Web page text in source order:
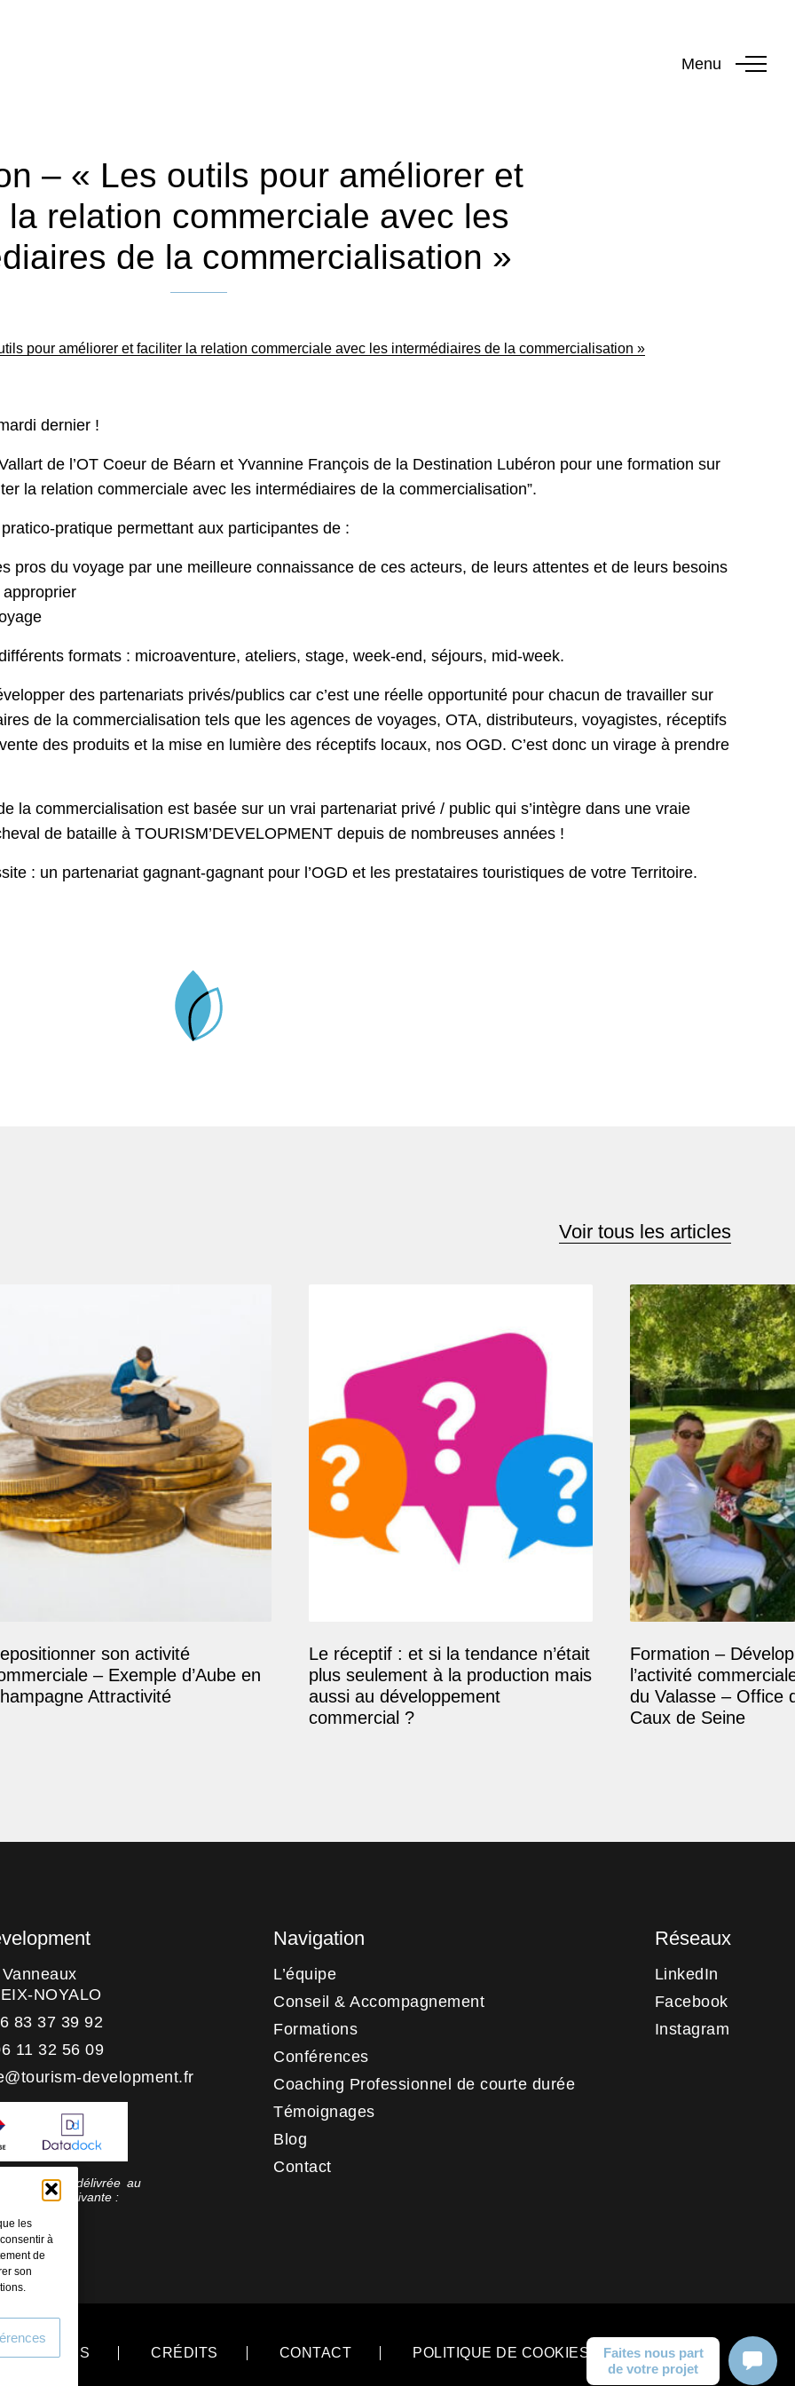
les
à
de
son
Menu
– « Les outils pour améliorer et
relation commerciale avec les
de la commercialisation »
pour améliorer et faciliter la relation commerciale avec les intermédiaires de la commercialisation »
dernier !
de l’OT Coeur de Béarn et Yvannine François de la Destination Lubéron pour une formation sur
la relation commerciale avec les intermédiaires de la commercialisation”.
pratique permettant aux participantes de :
pros du voyage par une meilleure connaissance de ces acteurs, de leurs attentes et de leurs besoins
formats : microaventure, ateliers, stage, week-end, séjours, mid-week.
des partenariats privés/publics car c’est une réelle opportunité pour chacun de travailler sur
de la commercialisation tels que les agences de voyages, OTA, distributeurs, voyagistes, réceptifs
des produits et la mise en lumière des réceptifs locaux, nos OGD. C’est donc un virage à prendre
la commercialisation est basée sur un vrai partenariat privé / public qui s’intègre dans une vraie
de bataille à TOURISM’DEVELOPMENT depuis de nombreuses années !
: un partenariat gagnant-gagnant pour l’OGD et les prestataires touristiques de votre Territoire.
Voir tous les articles
son activité
– Exemple d’Aube en
Attractivité
Le réceptif : et si la tendance n’était
plus seulement à la production mais
aussi au développement
commercial ?
Formation –
l’activité
du Valasse – Office
Caux de Seine
NOYALO
83 37 39 92
11 32 56 09
development.fr
a été délivrée au
d’action suivante :
Navigation
L’équipe
Conseil & Accompagnement
Formations
Conférences
Coaching Professionnel de courte durée
Témoignages
Blog
Contact
Réseaux
LinkedIn
Facebook
Instagram
LÉGALES CRÉDITS CONTACT POLITIQUE DE COOKIES (UE)Faites nous part
de votre projet